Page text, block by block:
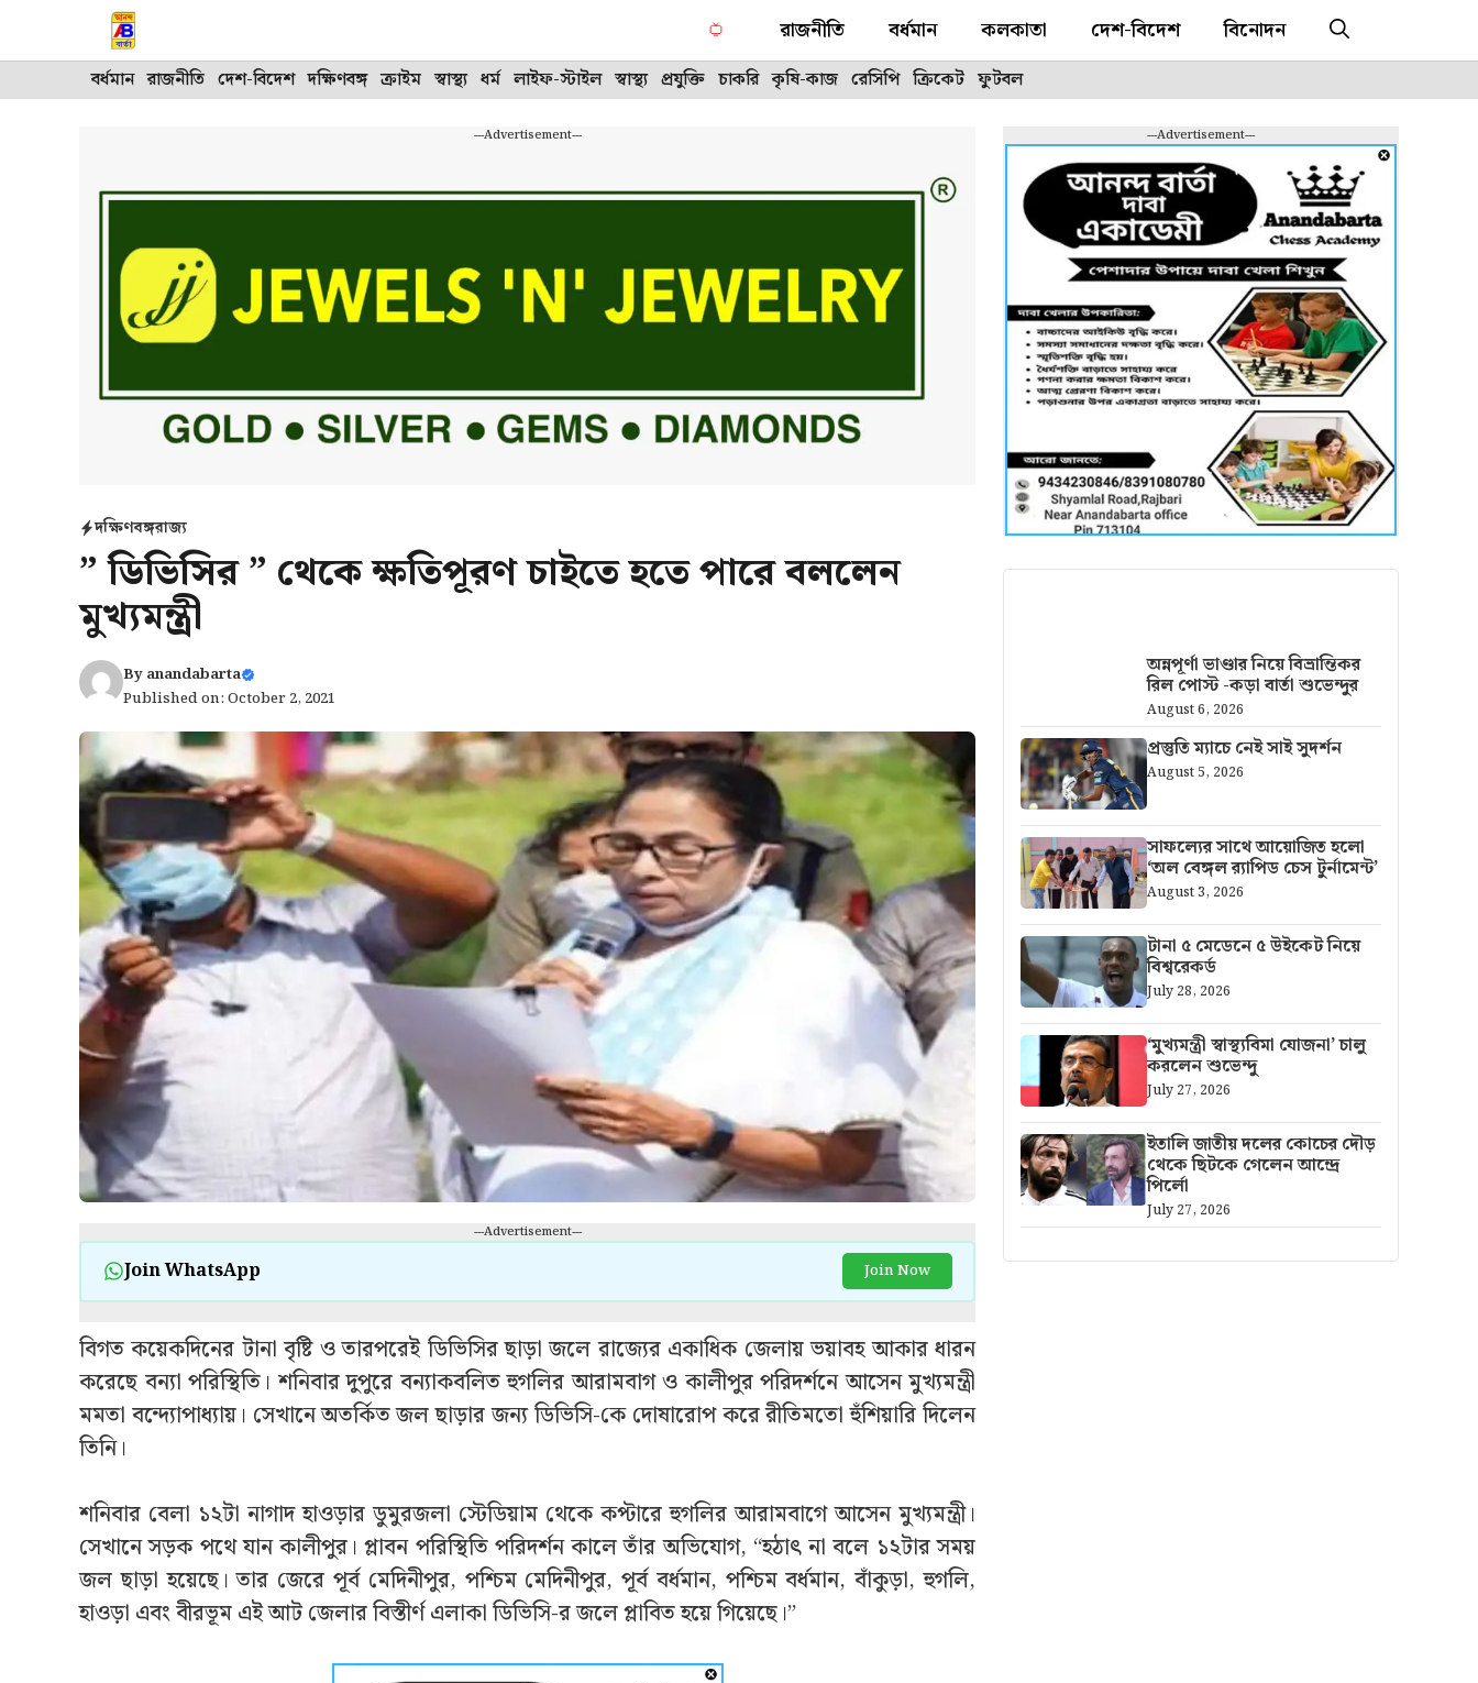
রাজনীতি বর্ধমান কলকাতা দেশ-বিদেশ বিনোদন
বর্ধমান রাজনীতি দেশ-বিদেশ দক্ষিণবঙ্গ ক্রাইম স্বাস্থ্য ধর্ম লাইফ-স্টাইল স্বাস্থ্য প্রযুক্তি চাকরি কৃষি-কাজ রেসিপি ক্রিকেট ফুটবল
---Advertisement---
দক্ষিণবঙ্গরাজ্য
” ডিভিসির ” থেকে ক্ষতিপূরণ চাইতে হতে পারে বললেন
মুখ্যমন্ত্রী
Byanandabarta
Published on: October 2, 2021
---Advertisement---
Join WhatsApp Join Now
বিগত কয়েকদিনের টানা বৃষ্টি ও তারপরেই ডিভিসির ছাড়া জলে রাজ্যের একাধিক জেলায় ভয়াবহ আকার ধারন
করেছে বন্যা পরিস্থিতি। শনিবার দুপুরে বন্যাকবলিত হুগলির আরামবাগ ও কালীপুর পরিদর্শনে আসেন মুখ্যমন্ত্রী
মমতা বন্দ্যোপাধ্যায়। সেখানে অতর্কিত জল ছাড়ার জন্য ডিভিসি-কে দোষারোপ করে রীতিমতো হুঁশিয়ারি দিলেন
তিনি।
শনিবার বেলা ১২টা নাগাদ হাওড়ার ডুমুরজলা স্টেডিয়াম থেকে কপ্টারে হুগলির আরামবাগে আসেন মুখ্যমন্ত্রী।
সেখানে সড়ক পথে যান কালীপুর। প্লাবন পরিস্থিতি পরিদর্শন কালে তাঁর অভিযোগ, “হঠাত্‍ না বলে ১২টার সময়
জল ছাড়া হয়েছে। তার জেরে পূর্ব মেদিনীপুর, পশ্চিম মেদিনীপুর, পূর্ব বর্ধমান, পশ্চিম বর্ধমান, বাঁকুড়া, হুগলি,
হাওড়া এবং বীরভূম এই আট জেলার বিস্তীর্ণ এলাকা ডিভিসি-র জলে প্লাবিত হয়ে গিয়েছে।”
---Advertisement---
অন্নপূর্ণা ভাণ্ডার নিয়ে বিভ্রান্তিকর
রিল পোস্ট -কড়া বার্তা শুভেন্দুর
August 6, 2026
প্রস্তুতি ম্যাচে নেই সাই সুদর্শন
August 5, 2026
সাফল্যের সাথে আয়োজিত হলো
‘অল বেঙ্গল র‍্যাপিড চেস টুর্নামেন্ট’
August 3, 2026
টানা ৫ মেডেনে ৫ উইকেট নিয়ে
বিশ্বরেকর্ড
July 28, 2026
‘মুখ্যমন্ত্রী স্বাস্থ্যবিমা যোজনা’ চালু
করলেন শুভেন্দু
July 27, 2026
ইতালি জাতীয় দলের কোচের দৌড়
থেকে ছিটকে গেলেন আন্দ্রে
পির্লো
July 27, 2026